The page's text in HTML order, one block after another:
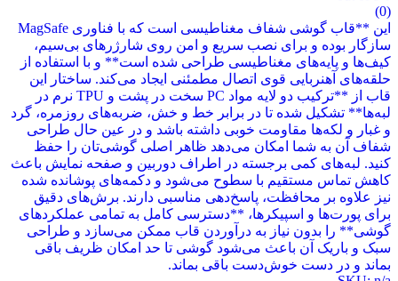
این **قاب گوشی شفاف مغناطیسی است که با فناوری MagSafe
نصب سریع و امن روی شارژرهای بی‌سیم،
مغناطیسی طراحی شده است** و با استفاده از
قوی اتصال مطمئنی ایجاد می‌کند. ساختار این
قاب از **ترکیب دو لایه مواد PC سخت در پشت و TPU نرم در
تا در برابر خط و خش، ضربه‌های روزمره، گرد
خوبی داشته باشد و در عین حال طراحی
امکان می‌دهد ظاهر اصلی گوشی‌تان را حفظ
برجسته در اطراف دوربین و صفحه نمایش باعث
با سطوح می‌شود و دکمه‌های پوشانده شده
پاسخ‌دهی مناسبی دارند. برش‌های دقیق
**دسترسی کامل به تمامی عملکردهای
به درآوردن قاب ممکن می‌سازد و طراحی
می‌شود گوشی تا حد امکان ظریف باقی
باقی بماند.